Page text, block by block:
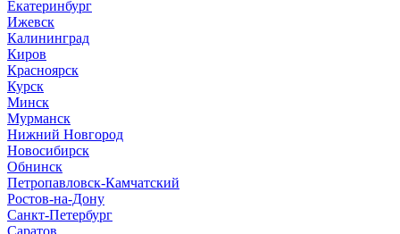
Екатеринбург
Ижевск
Калининград
Киров
Красноярск
Курск
Минск
Мурманск
Нижний Новгород
Новосибирск
Обнинск
Петропавловск-Камчатский
Ростов-на-Дону
Санкт-Петербург
Саратов